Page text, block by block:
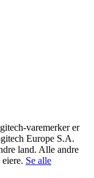
varemerker er
Europe S.A.
land. Alle andre
Se alle